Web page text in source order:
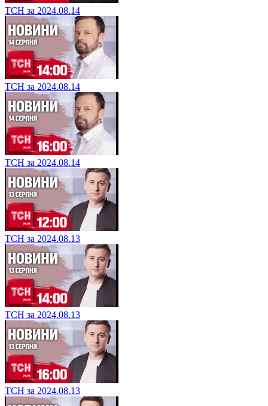
ТСН за 2024.08.14
ТСН за 2024.08.14
ТСН за 2024.08.14
ТСН за 2024.08.13
ТСН за 2024.08.13
ТСН за 2024.08.13